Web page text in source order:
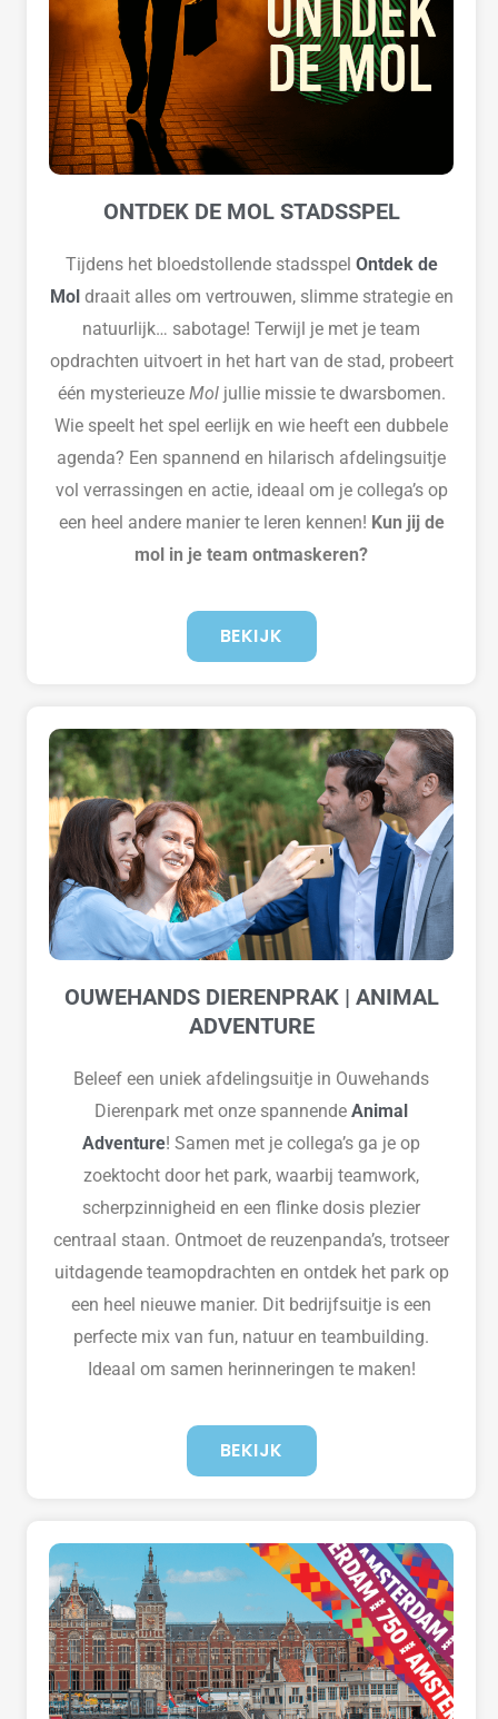
ONTDEK DE MOL STADSSPEL
Tijdens het bloedstollende stadsspel Ontdek de
Moldraait alles om vertrouwen, slimme strategie en
natuurlijk… sabotage! Terwijl je met je team
opdrachten uitvoert in het hart van de stad, probeert
één mysterieuze Moljullie missie te dwarsbomen.
Wie speelt het spel eerlijk en wie heeft een dubbele
agenda? Een spannend en hilarisch afdelingsuitje
vol verrassingen en actie, ideaal om je collega’s op
een heel andere manier te leren kennen! Kun jij de
mol in je team ontmaskeren?
BEKIJK
OUWEHANDS DIERENPRAK | ANIMAL
ADVENTURE
Beleef een uniek afdelingsuitje in Ouwehands
Dierenpark met onze spannende Animal
Adventure! Samen met je collega’s ga je op
zoektocht door het park, waarbij teamwork,
scherpzinnigheid en een flinke dosis plezier
centraal staan. Ontmoet de reuzenpanda’s, trotseer
uitdagende teamopdrachten en ontdek het park op
een heel nieuwe manier. Dit bedrijfsuitje is een
perfecte mix van fun, natuur en teambuilding.
Ideaal om samen herinneringen te maken!
BEKIJK